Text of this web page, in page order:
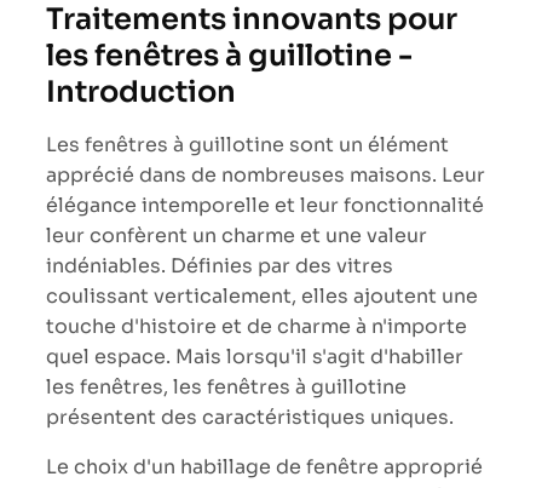
Traitements innovants pour
les fenêtres à guillotine -
Introduction
Les fenêtres à guillotine sont un élément
apprécié dans de nombreuses maisons. Leur
élégance intemporelle et leur fonctionnalité
leur confèrent un charme et une valeur
indéniables. Définies par des vitres
coulissant verticalement, elles ajoutent une
touche d'histoire et de charme à n'importe
quel espace. Mais lorsqu'il s'agit d'habiller
les fenêtres, les fenêtres à guillotine
présentent des caractéristiques uniques.
Le choix d'un habillage de fenêtre approprié